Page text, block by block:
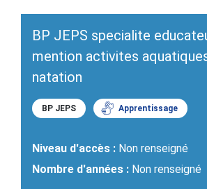
BP JEPS specialite
mention activites
natation
BP JEPS Apprentissage
Niveau d'accès : Non renseigné
Nombre d'années : Non renseigné